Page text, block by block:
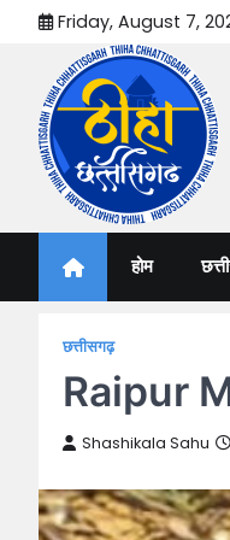
content
Friday, August 7,
Thiha
होम
छत्तीसगढ़
Raipur
Shashikala Sahu